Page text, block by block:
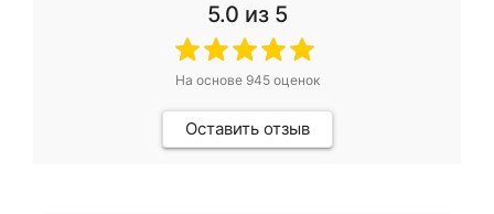
5.0 из 5
На основе 945оценок
Оставить отзыв